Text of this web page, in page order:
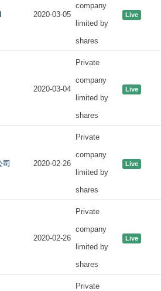
2020-03-05
company
limited by
shares
Live
2020-03-04
Private
company
limited by
shares
Live
2020-02-26
Private
company
limited by
shares
Live
2020-02-26
Private
company
limited by
shares
Live
Private